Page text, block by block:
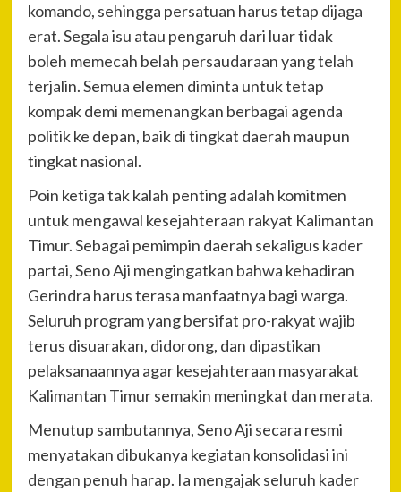
komando, sehingga persatuan harus tetap dijaga
erat. Segala isu atau pengaruh dari luar tidak
boleh memecah belah persaudaraan yang telah
terjalin. Semua elemen diminta untuk tetap
kompak demi memenangkan berbagai agenda
politik ke depan, baik di tingkat daerah maupun
tingkat nasional.
Poin ketiga tak kalah penting adalah komitmen
untuk mengawal kesejahteraan rakyat Kalimantan
Timur. Sebagai pemimpin daerah sekaligus kader
partai, Seno Aji mengingatkan bahwa kehadiran
Gerindra harus terasa manfaatnya bagi warga.
Seluruh program yang bersifat pro-rakyat wajib
terus disuarakan, didorong, dan dipastikan
pelaksanaannya agar kesejahteraan masyarakat
Kalimantan Timur semakin meningkat dan merata.
Menutup sambutannya, Seno Aji secara resmi
menyatakan dibukanya kegiatan konsolidasi ini
dengan penuh harap. Ia mengajak seluruh kader